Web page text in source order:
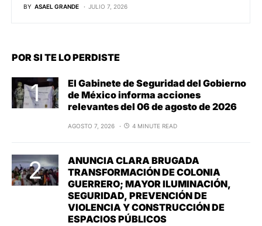
BY ASAEL GRANDE JULIO 7, 2026
POR SI TE LO PERDISTE
El Gabinete de Seguridad del Gobierno
de México informa acciones
relevantes del 06 de agosto de 2026
AGOSTO 7, 2026 4 MINUTE READ
ANUNCIA CLARA BRUGADA
TRANSFORMACIÓN DE COLONIA
GUERRERO; MAYOR ILUMINACIÓN,
SEGURIDAD, PREVENCIÓN DE
VIOLENCIA Y CONSTRUCCIÓN DE
ESPACIOS PÚBLICOS